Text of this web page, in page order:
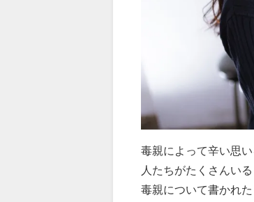
毒親によって辛い思
人たちがたくさんい
毒親について書かれ